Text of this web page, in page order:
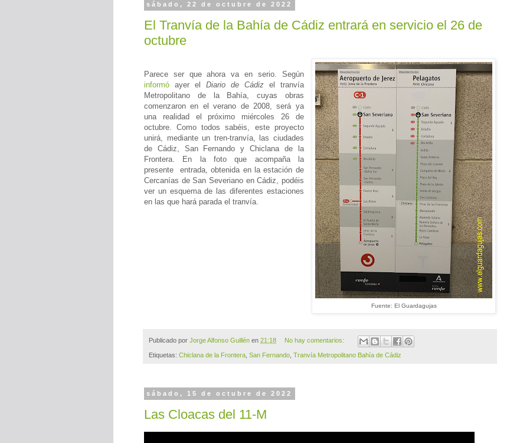
sábado, 22 de octubre de 2022
El Tranvía de la Bahía de Cádiz entrará en servicio el 26 de
octubre
Fuente: El Guardagujas
Parece ser que ahora va en serio. Según
informó ayer el Diario de Cádizel tranvía
Metropolitano de la Bahía, cuyas obras
comenzaron en el verano de 2008, será ya
una realidad el próximo miércoles 26 de
octubre. Como todos sabéis, este proyecto
unirá, mediante un tren-tranvía, las ciudades
de Cádiz, San Fernando y Chiclana de la
Frontera. En la foto que acompaña la
presente
entrada, obtenida en la estación de
Cercanías de San Severiano en Cádiz, podéis
ver un esquema de las diferentes estaciones
en las que hará parada el tranvía.
Publicado por Jorge Alfonso Guillén en 21:18 No hay comentarios:
Etiquetas: Chiclana de la Frontera San Fernando Tranvía Metropolitano Bahía de Cádiz
sábado, 15 de octubre de 2022
Las Cloacas del 11-M